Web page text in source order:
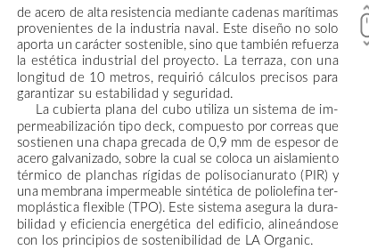
de acero de alta resistencia mediantecadenas marítimas
provenientes de la industria naval. Este diseño no solo
aporta uncarácter sostenible, sinoquetambién refuerza
la estética industrial del proyecto. La terraza, con una
longitud de 10 metros, requirió cálculos precisos para
garantizar su estabilidad y seguridad.
Lacubierta plana del cubo utiliza un sistema de im-
permeabilizacióntipodeck, compuesto porcorreasque
sostienen unachapa grecada de 0,9 mm de espesorde
acero galvanizado, sobre lacual se coloca unaislamiento
térmico de planchas rígidas de polisocianurato (PIR) y
una membrana impermeable sintética de poliolefinater-
moplásticaflexible (TPO). Este sistemaasegura la dura-
bilidad y eficiencia energética del edificio, alineándose
con los principiosde sostenibilidad de LAOrganic.